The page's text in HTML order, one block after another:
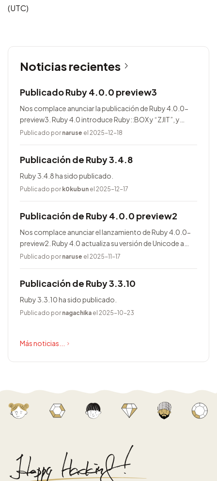
(UTC)
Noticias recientes
Publicado Ruby 4.0.0 preview3
Nos complace anunciar la publicación de Ruby 4.0.0-
preview3. Ruby 4.0 introduce Ruby::BOX y “ZJIT”, y
agrega muchas mejoras.
Publicado por naruse el 2025-12-18
Publicación de Ruby 3.4.8
Ruby 3.4.8 ha sido publicado.
Publicado por k0kubun el 2025-12-17
Publicación de Ruby 4.0.0 preview2
Nos complace anunciar el lanzamiento de Ruby 4.0.0-
preview2. Ruby 4.0 actualiza su versión de Unicode a
17.0.0, entre otras novedades.
Publicado por naruse el 2025-11-17
Publicación de Ruby 3.3.10
Ruby 3.3.10 ha sido publicado.
Publicado por nagachika el 2025-10-23
Más noticias...